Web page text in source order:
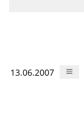
13.06.2007